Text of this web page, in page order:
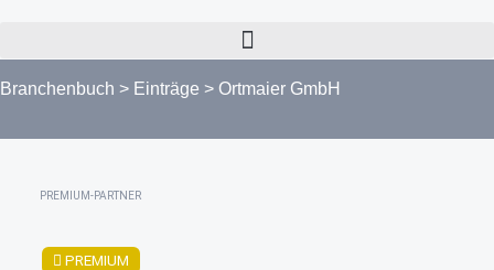
Branchenbuch > Einträge > Ortmaier GmbH
PREMIUM-PARTNER
PREMIUM